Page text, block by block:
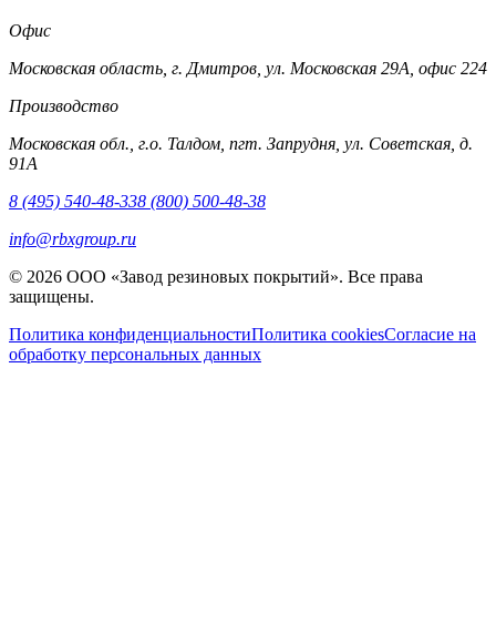
Офис
Московская область, г. Дмитров, ул. Московская 29А, офис 224
Производство
Московская обл., г.о. Талдом, пгт. Запрудня, ул. Советская, д.
91А
8 (495) 540-48-338 (800) 500-48-38
info@rbxgroup.ru
© 2026 ООО «Завод резиновых покрытий». Все права
защищены.
Политика конфиденциальностиПолитика cookiesСогласие на
обработку персональных данных